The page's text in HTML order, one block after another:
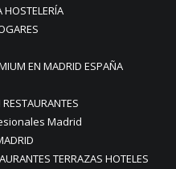
HOSTELERÍA
EN MADRID ESPAÑA
Madrid
TERRAZAS HOTELES